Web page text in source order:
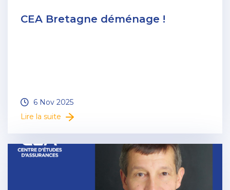
CEA Bretagne déménage !
6 Nov 2025
Lire la suite